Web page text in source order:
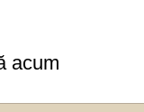
acum